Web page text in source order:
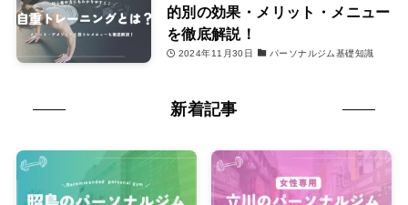
的別の効果・メリット・メニュー
を徹底解説！
2024年11月30日 パーソナルジム基礎知識
新着記事